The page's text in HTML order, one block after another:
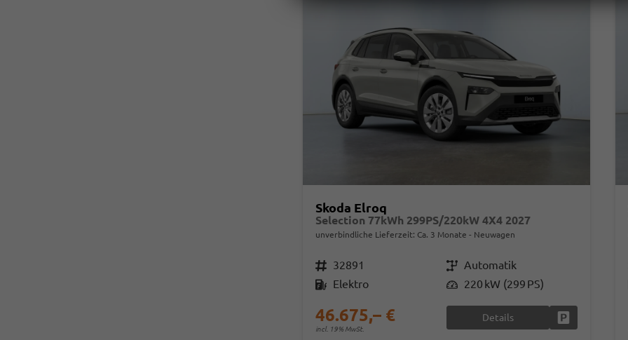
Skoda Elroq
Selection 77kWh 299PS/220kW 4X4 2027
unverbindliche Lieferzeit: Ca. 3 Monate Neuwagen
Fahrzeugnr. 32891 GetriebeAutomatik
Kraftstoff Elektro Leistung 220 kW (299 PS)
46.675,– €
incl. 19% MwSt.
Details Fahrzeug